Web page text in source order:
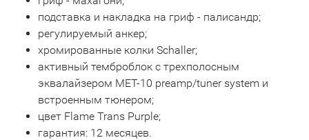
подставка и накладка на гриф - палисандр;
регулируемый анкер;
хромированные колки Schaller;
активный темброблок с трехполосным
эквалайзером MET-10 preamp/tuner system и
встроенным тюнером;
цвет Flame Trans Purple;
гарантия: 12 месяцев.